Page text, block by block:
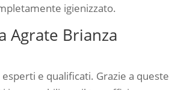
igienizzato.
Agrate Brianza
e qualificati. Grazie a queste